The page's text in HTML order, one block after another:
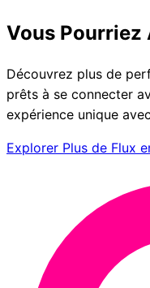
Vous Pourriez
Découvrez plus de
prêts à se connecter
expérience unique
Explorer Plus de Flux